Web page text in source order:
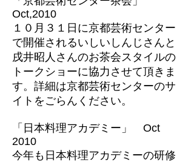
Oct,2010
１０月３１日に京都芸術センター
で開催されるいしいしんじさんと
戌井昭人さんのお茶会スタイルの
トークショーに協力させて頂きま
す。詳細は京都芸術センターのサ
イトをごらんください。
「日本料理アカデミー」 Oct
2010
今年も日本料理アカデミーの研修